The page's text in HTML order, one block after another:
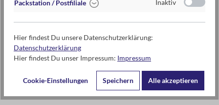
je 5 Min
Packstation / Postfiliale Inaktiv
Hier findest Du unsere Datenschutzerklärung:
Datenschutzerklärung
Hier findest Du unser Impressum: Impressum
Cookie-Einstellungen Speichern Alle akzeptieren